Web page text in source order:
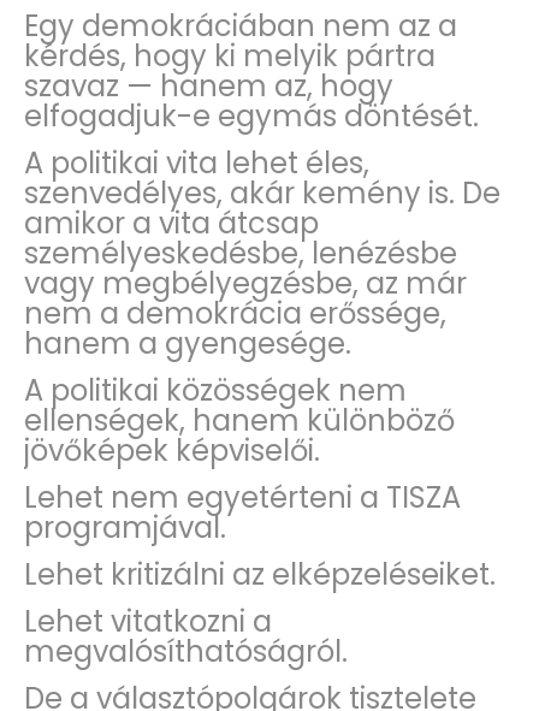
Egy demokráciában nem az a
kérdés, hogy ki melyik pártra
szavaz — hanem az, hogy
elfogadjuk-e egymás döntését.
A politikai vita lehet éles,
szenvedélyes, akár kemény is. De
amikor a vita átcsap
személyeskedésbe, lenézésbe
vagy megbélyegzésbe, az már
nem a demokrácia erőssége,
hanem a gyengesége.
A politikai közösségek nem
ellenségek, hanem különböző
jövőképek képviselői.
Lehet nem egyetérteni a TISZA
programjával.
Lehet kritizálni az elképzeléseiket.
Lehet vitatkozni a
megvalósíthatóságról.
De a választópolgárok tisztelete